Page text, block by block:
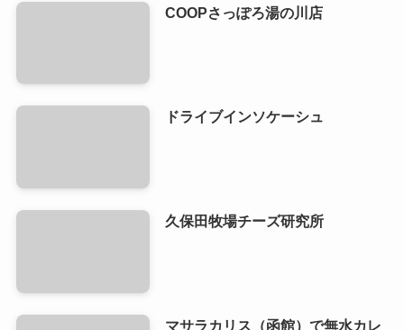
COOPさっぽろ湯の川店
ドライブインソケーシュ
久保田牧場チーズ研究所
マサラカリス（函館）で無水カレ